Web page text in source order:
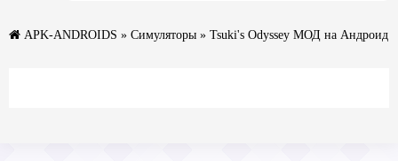
APK-ANDROIDS » Симуляторы » Tsuki's Odyssey МОД на Андроид